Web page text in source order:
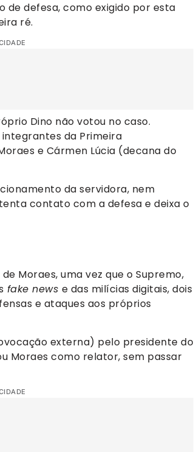
de defesa, como exigido por esta
ré.
Dino não votou no caso.
da Primeira
e Cármen Lúcia (decana do
da servidora, nem
contato com a defesa e deixa o
Moraes, uma vez que o Supremo,
fake news e das milícias digitais, dois
e ataques aos próprios
externa) pelo presidente do
Moraes como relator, sem passar